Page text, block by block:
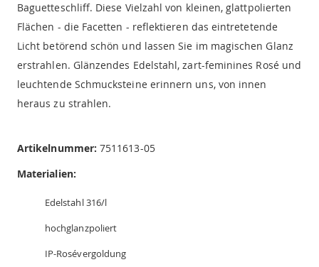
Baguetteschliff. Diese Vielzahl von kleinen, glattpolierten
Flächen - die Facetten - reflektieren das eintretetende
Licht betörend schön und lassen Sie im magischen Glanz
erstrahlen. Glänzendes Edelstahl, zart-feminines Rosé und
leuchtende Schmucksteine erinnern uns, von innen
heraus zu strahlen.
Artikelnummer:7511613-05
Materialien:
Edelstahl 316/l
hochglanzpoliert
IP-Rosévergoldung